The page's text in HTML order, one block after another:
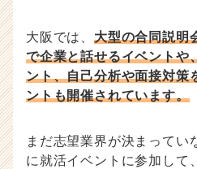
r
e
e
r）
大阪では、 大型の合同説明
で企業と話せるイベントや
ント、自己分析や面接対策
ントも開催されています。
まだ志望業界が決まってい
に就活イベントに参加して